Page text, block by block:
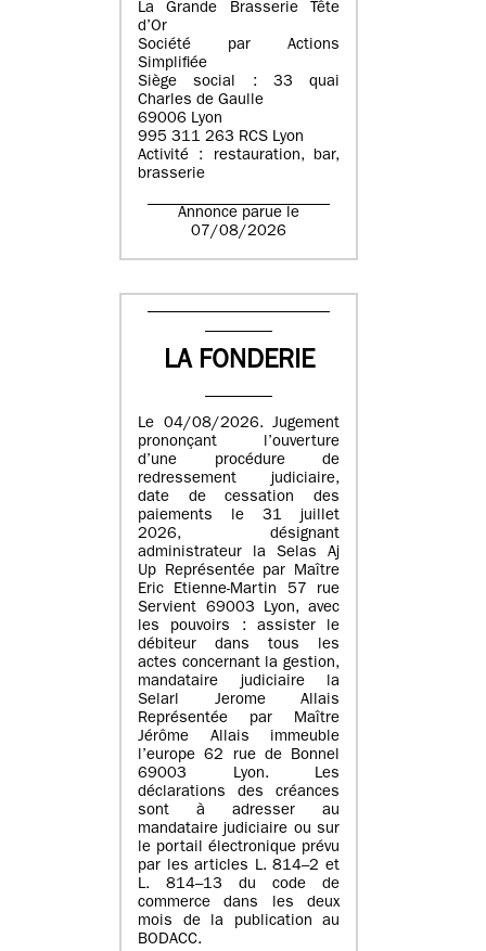
La Grande Brasserie Tête
d’Or
Société par Actions
Simplifiée
Siège social : 33 quai
Charles de Gaulle
69006 Lyon
995 311 263 RCS Lyon
Activité : restauration, bar,
brasserie
Annonce parue le
07/08/2026
LA FONDERIE
Le 04/08/2026. Jugement
prononçant l’ouverture
d’une procédure de
redressement judiciaire,
date de cessation des
paiements le 31 juillet
2026, désignant
administrateur la Selas Aj
Up Représentée par Maître
Eric Etienne-Martin 57 rue
Servient 69003 Lyon, avec
les pouvoirs : assister le
débiteur dans tous les
actes concernant la gestion,
mandataire judiciaire la
Selarl Jerome Allais
Représentée par Maître
Jérôme Allais immeuble
l’europe 62 rue de Bonnel
69003 Lyon. Les
déclarations des créances
sont à adresser au
mandataire judiciaire ou sur
le portail électronique prévu
par les articles L. 814–2 et
L. 814–13 du code de
commerce dans les deux
mois de la publication au
BODACC.